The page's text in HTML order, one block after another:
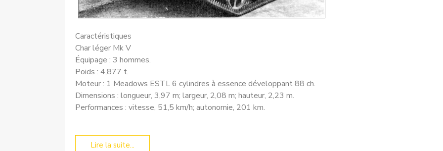
Caractéristiques
Char léger Mk V
Équipage : 3 hommes.
Poids : 4,877 t.
Moteur : 1 Meadows ESTL 6 cylindres à essence développant 88 ch.
Dimensions : longueur, 3,97 m; largeur, 2,08 m; hauteur, 2,23 m.
Performances : vitesse, 51,5 km/h; autonomie, 201 km.
Lire la suite...